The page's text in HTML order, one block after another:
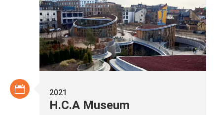
2021
H.C.A Museum